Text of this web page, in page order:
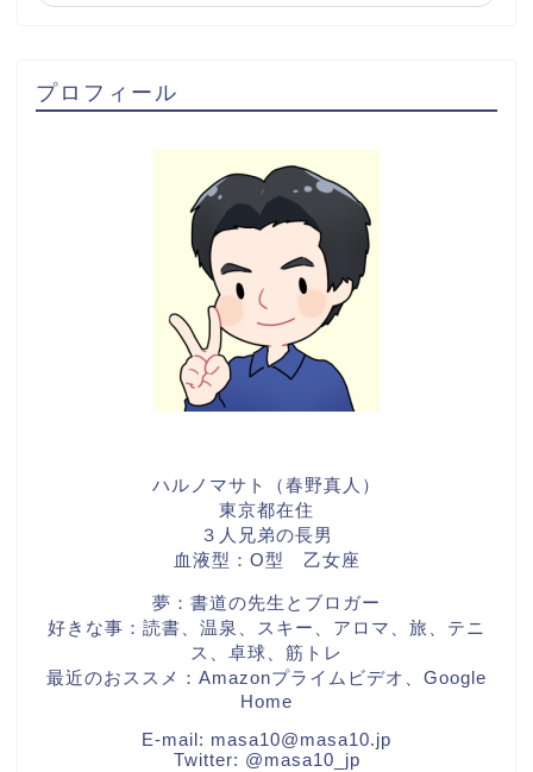
プロフィール
ハルノマサト（春野真人）
東京都在住
３人兄弟の長男
血液型：O型 乙女座
夢：書道の先生とブロガー
好きな事：読書、温泉、スキー、アロマ、旅、テニ
ス、卓球、筋トレ
最近のおススメ：Amazonプライムビデオ、Google
Home
E-mail: masa10@masa10.jp
Twitter: @masa10_jp